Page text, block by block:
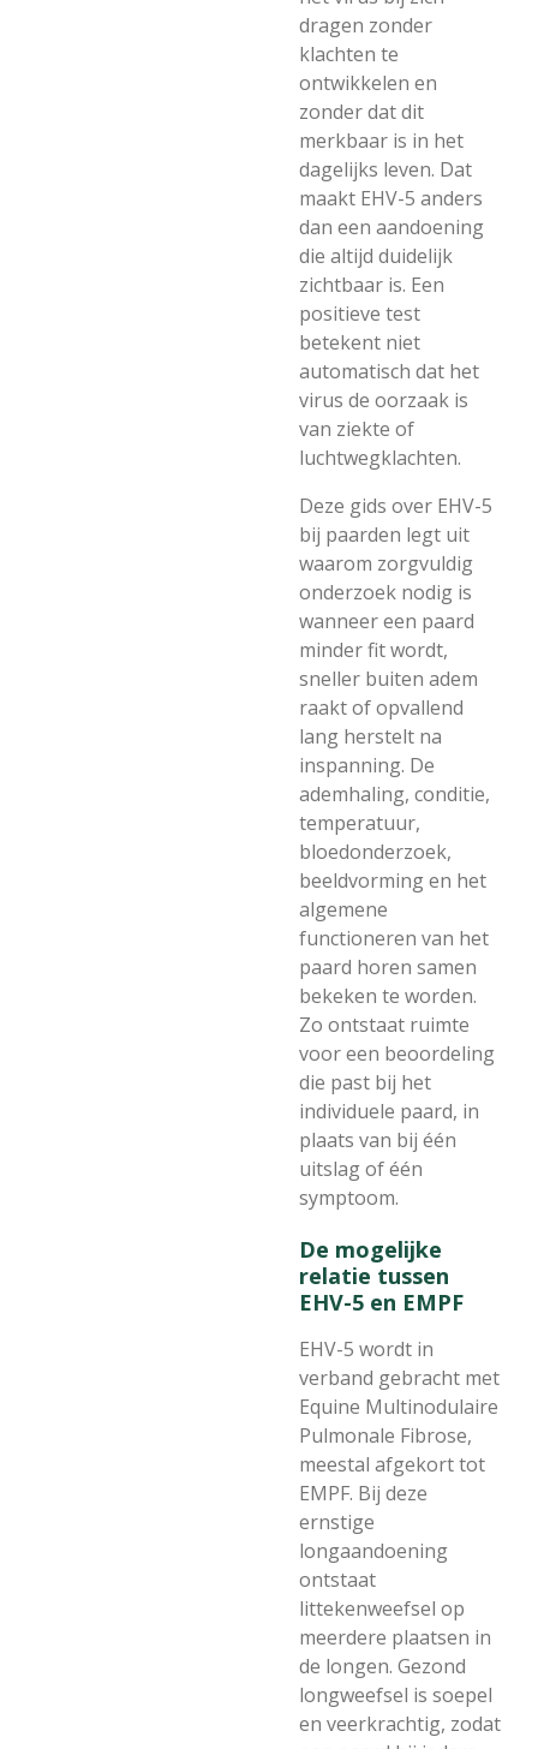
dragen zonder
klachten te
ontwikkelen en
zonder dat dit
merkbaar is in het
dagelijks leven. Dat
maakt EHV-5 anders
dan een aandoening
die altijd duidelijk
zichtbaar is. Een
positieve test
betekent niet
automatisch dat het
virus de oorzaak is
van ziekte of
luchtwegklachten.
Deze gids over EHV-5
bij paarden legt uit
waarom zorgvuldig
onderzoek nodig is
wanneer een paard
minder fit wordt,
sneller buiten adem
raakt of opvallend
lang herstelt na
inspanning. De
ademhaling, conditie,
temperatuur,
bloedonderzoek,
beeldvorming en het
algemene
functioneren van het
paard horen samen
bekeken te worden.
Zo ontstaat ruimte
voor een beoordeling
die past bij het
individuele paard, in
plaats van bij één
uitslag of één
symptoom.
De mogelijke
relatie tussen
EHV-5 en EMPF
EHV-5 wordt in
verband gebracht met
Equine Multinodulaire
Pulmonale Fibrose,
meestal afgekort tot
EMPF. Bij deze
ernstige
longaandoening
ontstaat
littekenweefsel op
meerdere plaatsen in
de longen. Gezond
longweefsel is soepel
en veerkrachtig, zodat